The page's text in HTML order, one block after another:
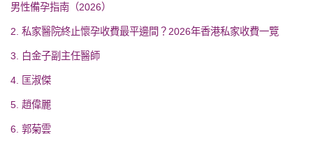
男性備孕指南（2026）
2. 私家醫院終止懷孕收費最平邊間？2026年香港私家收費一覽
3. 白金子副主任醫師
4. 匡淑傑
5. 趙偉麗
6. 郭菊雲